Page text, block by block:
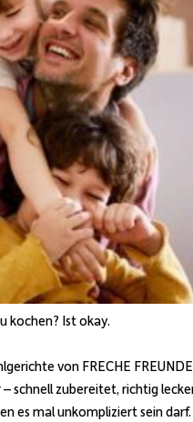
kochen? Ist okay.
von FRECHE FREUNDE
schnell zubereitet, richtig
es mal unkompliziert sein darf.